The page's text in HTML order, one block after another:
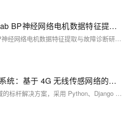
【故障诊断】基于matlab BP神经网络电机数据特征提取与故障诊断研究（Matlab代码实现）
【故障诊断】基于matlab BP神经网络电机数据特征提取与故障诊断研究（Matlab代码实现）
MyEMS 开源能源管理系统：基于 4G 无线传感网络的能源数据闭环管理方案
MyEMS 是开源能源管理领域的标杆解决方案，采用 Python、Django 与 React 技术栈，具备模块化架构与跨平台兼容性。系统涵盖能源数据治理、设备管理、工单流转与智能控制四大核心功能，结合高精度 4G 无线计量仪表，实现高效数据采集与边缘计算。方案部署灵活、安全性高，助力企业实现能源数字化与碳减排目标。